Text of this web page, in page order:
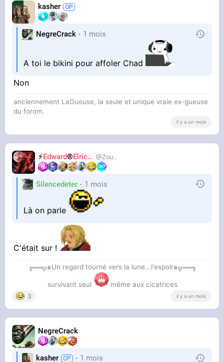
kasher
NegreCrack 1 mois
A toi le bikini pour affoler Chad
Non
anciennement LaGueuse, la seule et unique vraie ex-gueuse
du forom.
il y a un mois
⚡Edward®Elric🌒 Zouzoum
Silencedeter 1 mois
Là on parle
C'était sur !
╔══ஓ๑Un regard tourné vers la lune...l'espoir๑ஓ══╗
survivant seul même aux cicatrices
3 il y a un mois
NegreCrack
kasher 1 mois